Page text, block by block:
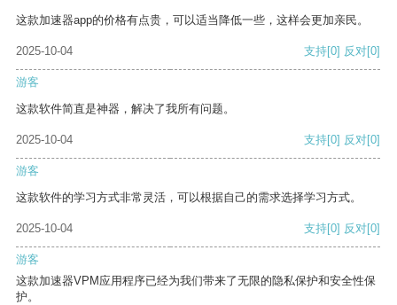
这款加速器app的价格有点贵，可以适当降低一些，这样会更加亲民。
2025-10-04 支持[0] 反对[0]
游客
这款软件简直是神器，解决了我所有问题。
2025-10-04 支持[0] 反对[0]
游客
这款软件的学习方式非常灵活，可以根据自己的需求选择学习方式。
2025-10-04 支持[0] 反对[0]
游客
这款加速器VPM应用程序已经为我们带来了无限的隐私保护和安全性保
护。